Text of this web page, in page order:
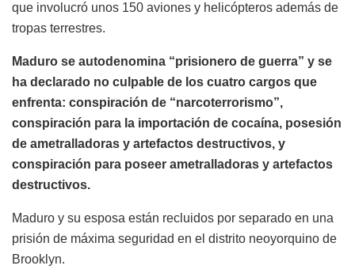
que involucró unos 150 aviones y helicópteros además de
tropas terrestres.
Maduro se autodenomina “prisionero de guerra” y se
ha declarado no culpable de los cuatro cargos que
enfrenta: conspiración de “narcoterrorismo”,
conspiración para la importación de cocaína, posesión
de ametralladoras y artefactos destructivos, y
conspiración para poseer ametralladoras y artefactos
destructivos.
Maduro y su esposa están recluidos por separado en una
prisión de máxima seguridad en el distrito neoyorquino de
Brooklyn.